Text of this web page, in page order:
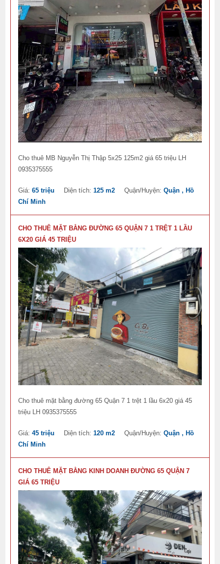
Cho thuê MB Nguyễn Thị Thập 5x25 125m2 giá 65 triệu LH
0935375555
Giá:65 triệu Diện tích:125 m2 Quận/Huyện:Quận , Hồ
Chí Minh
CHO THUÊ MẶT BẰNG ĐƯỜNG 65 QUẬN 7 1 TRỆT 1 LẦU
6X20 GIÁ 45 TRIỆU
Cho thuê mặt bằng đường 65 Quận 7 1 trệt 1 lầu 6x20 giá 45
triệu LH 0935375555
Giá:45 triệu Diện tích:120 m2 Quận/Huyện:Quận , Hồ
Chí Minh
CHO THUÊ MẶT BẰNG KINH DOANH ĐƯỜNG 65 QUẬN 7
GIÁ 65 TRIỆU